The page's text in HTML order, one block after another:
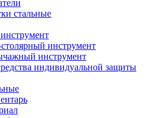
стальные
инструмент
инструмент
индивидуальной защиты